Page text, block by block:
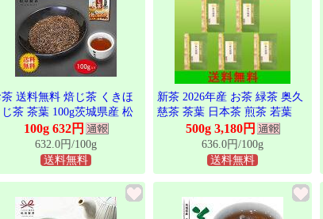
茶 送料無料 焙じ茶 くきほ
じ茶 茶葉 100g茨城県産 松
製茶 名産品 子供からお年寄
まで 幅広く人気 LEF-017
100g 632円
632.0円/100g
送料無料
新茶 2026年産 お茶 緑茶 奥久
慈茶 茶葉 日本茶 煎茶 若葉
100gx5袋 500g お徳セット 大
容量 茨城 大子銘茶
500g 3,180円
636.0円/100g
送料無料